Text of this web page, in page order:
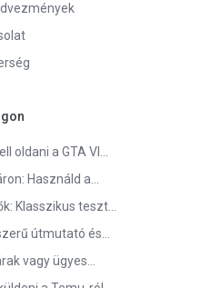
oldani a GTA VI…
Használd a…
Klasszikus teszt…
útmutató és…
vagy ügyes…